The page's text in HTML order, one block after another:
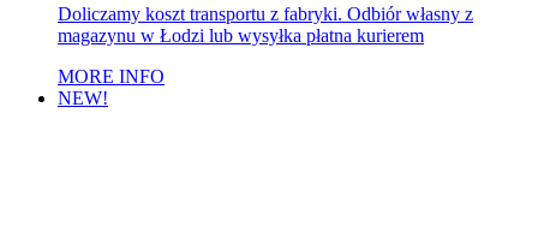
Doliczamy koszt transportu z fabryki. Odbiór własny z
magazynu w Łodzi lub wysyłka płatna kurierem
MORE INFO
NEW!